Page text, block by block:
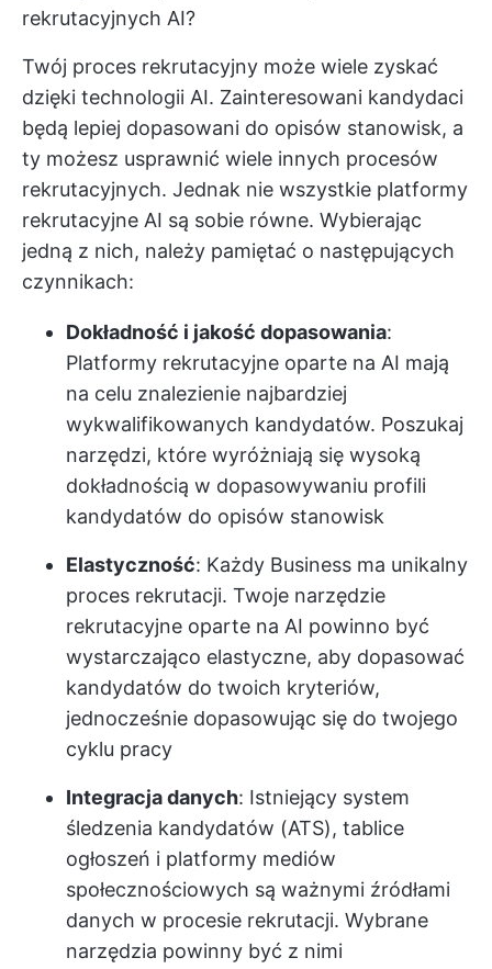
rekrutacyjnych AI?
Twój proces rekrutacyjny może wiele zyskać
dzięki technologii AI. Zainteresowani kandydaci
będą lepiej dopasowani do opisów stanowisk, a
ty możesz usprawnić wiele innych procesów
rekrutacyjnych. Jednak nie wszystkie platformy
rekrutacyjne AI są sobie równe. Wybierając
jedną z nich, należy pamiętać o następujących
czynnikach:
Dokładność i jakość dopasowania:
Platformy rekrutacyjne oparte na AI mają
na celu znalezienie najbardziej
wykwalifikowanych kandydatów. Poszukaj
narzędzi, które wyróżniają się wysoką
dokładnością w dopasowywaniu profili
kandydatów do opisów stanowisk
Elastyczność: Każdy Business ma unikalny
proces rekrutacji. Twoje narzędzie
rekrutacyjne oparte na AI powinno być
wystarczająco elastyczne, aby dopasować
kandydatów do twoich kryteriów,
jednocześnie dopasowując się do twojego
cyklu pracy
Integracja danych: Istniejący system
śledzenia kandydatów (ATS), tablice
ogłoszeń i platformy mediów
społecznościowych są ważnymi źródłami
danych w procesie rekrutacji. Wybrane
narzędzia powinny być z nimi